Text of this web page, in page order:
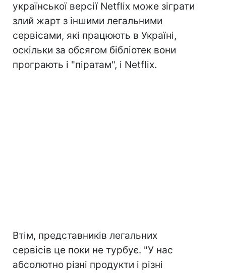
української версії Netflix може зіграти
злий жарт з іншими легальними
сервісами, які працюють в Україні,
оскільки за обсягом бібліотек вони
програють і "піратам", і Netflix.
Втім, представників легальних
сервісів це поки не турбує. "У нас
абсолютно різні продукти і різні